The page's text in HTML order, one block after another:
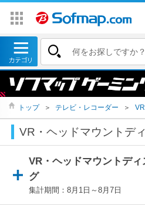
トップ ＞ テレビ・レコーダー ＞
VR・ヘッドマウントデ
VR・ヘッドマウントデ
グ
集計期間：8月1日～8月7日